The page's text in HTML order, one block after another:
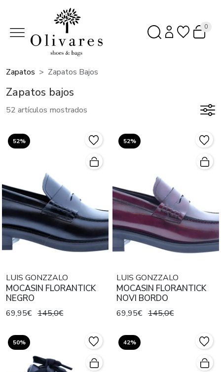
0
Zapatos Zapatos Bajos
Zapatos bajos
52 artículos mostrados
52%
LUIS GONZZALO
MOCASIN FLORANTICK
NEGRO
69,95€ 145,0€
52%
LUIS GONZZALO
MOCASIN FLORANTICK
NOVI BORDO
69,95€ 145,0€
50% 42%